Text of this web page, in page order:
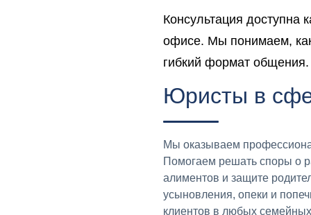
Консультация
офисе. Мы понимаем,
гибкий формат общения.
Юристы в
Мы оказываем
Помогаем решать споры о
алиментов и защите
усыновления, опеки и
клиентов в любых